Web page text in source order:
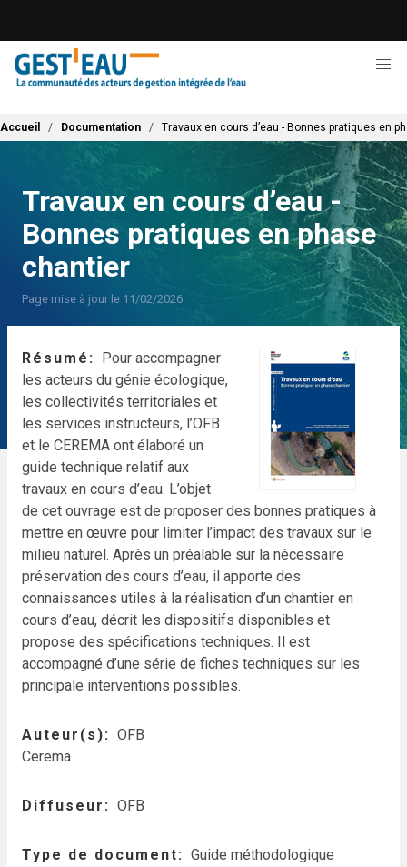
contenu
principal
Fil d'Ariane
Accueil Documentation Travaux en cours d’eau - Bonnes pratiques en
Travaux en cours d’eau -
Bonnes pratiques en phase
chantier
Page mise à jour le 11/02/2026
Résumé
Pour accompagner
les acteurs du génie écologique,
les collectivités territoriales et
les services instructeurs, l’OFB
et le CEREMA ont élaboré un
guide technique relatif aux
travaux en cours d’eau. L’objet
de cet ouvrage est de proposer des bonnes pratiques à
mettre en œuvre pour limiter l’impact des travaux sur le
milieu naturel. Après un préalable sur la nécessaire
préservation des cours d’eau, il apporte des
connaissances utiles à la réalisation d’un chantier en
cours d’eau, décrit les dispositifs disponibles et
propose des spécifications techniques. Il est
accompagné d’une série de fiches techniques sur les
principale interventions possibles.
Auteur(s)
OFB
Cerema
Diffuseur OFB
Type de document Guide méthodologique